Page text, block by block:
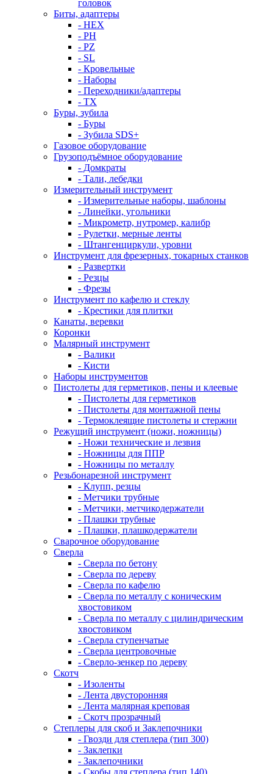
головок
Биты, адаптеры
- HEX
- PH
- PZ
- SL
- Кровельные
- Наборы
- Переходники/адаптеры
- ТX
Буры, зубила
- Буры
- Зубила SDS+
Газовое оборудование
Грузоподъёмное оборудование
- Домкраты
- Тали, лебедки
Измерительный инструмент
- Измерительные наборы, шаблоны
- Линейки, угольники
- Микрометр, нутромер, калибр
- Рулетки, мерные ленты
- Штангенциркули, уровни
Инструмент для фрезерных, токарных станков
- Развертки
- Резцы
- Фрезы
Инструмент по кафелю и стеклу
- Крестики для плитки
Канаты, веревки
Коронки
Малярный инструмент
- Валики
- Кисти
Наборы инструментов
Пистолеты для герметиков, пены и клеевые
- Пистолеты для герметиков
- Пистолеты для монтажной пены
- Термоклеящие пистолеты и стержни
Режущий инструмент (ножи, ножницы)
- Ножи технические и лезвия
- Ножницы для ППР
- Ножницы по металлу
Резьбонарезной инструмент
- Клупп, резцы
- Метчики трубные
- Метчики, метчикодержатели
- Плашки трубные
- Плашки, плашкодержатели
Сварочное оборудование
Сверла
- Сверла по бетону
- Сверла по дереву
- Сверла по кафелю
- Сверла по металлу с коническим
хвостовиком
- Сверла по металлу с цилиндрическим
хвостовиком
- Сверла ступенчатые
- Сверла центровочные
- Сверло-зенкер по дереву
Скотч
- Изоленты
- Лента двусторонняя
- Лента малярная креповая
- Скотч прозрачный
Степлеры для скоб и Заклепочники
- Гвозди для степлера (тип 300)
- Заклепки
- Заклепочники
- Скобы для степлера (тип 140)